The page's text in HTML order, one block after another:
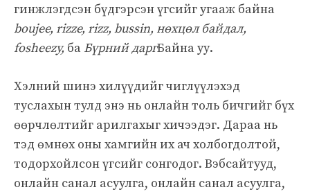
гинжлэгдсэн бүдгэрсэн үгсийг угааж байна
boujee, rizze, rizz, bussin, нөхцөл байдал,
fosheezy, ба Бүрний даргБайна уу.
Хэлний шинэ хилүүдийг чиглүүлэхэд
туслахын тулд энэ нь онлайн толь бичгийг бүх
өөрчлөлтийг арилгахыг хичээдэг. Дараа нь
тэд өмнөх оны хамгийн их ач холбогдолтой,
тодорхойлсон үгсийг сонгодог. Вэбсайтууд,
онлайн санал асуулга, онлайн санал асуулга,